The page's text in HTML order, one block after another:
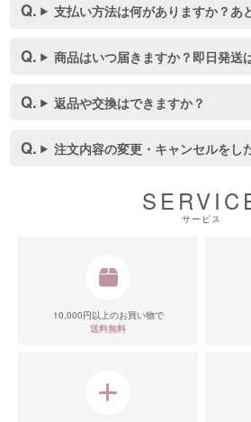
支払い方法は何がありますか？あ
商品はいつ届きますか？即日発送
返品や交換はできますか？
注文内容の変更・キャンセルをし
サービス
10,000円以上のお買い物で
送料無料